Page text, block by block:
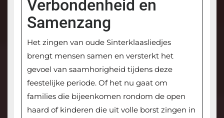
Verbondenheid en
Samenzang
Het zingen van oude Sinterklaasliedjes
brengt mensen samen en versterkt het
gevoel van saamhorigheid tijdens deze
feestelijke periode. Of het nu gaat om
families die bijeenkomen rondom de open
haard of kinderen die uit volle borst zingen in